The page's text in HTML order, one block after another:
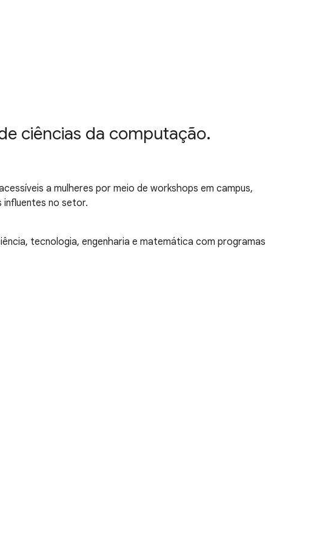
ciências da computação.
a mulheres por meio de workshops em campus,
influentes no setor.
tecnologia, engenharia e matemática com programas